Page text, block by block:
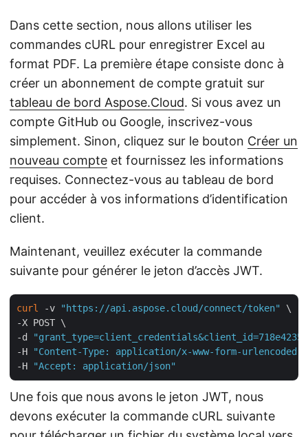
Dans cette section, nous allons utiliser les
commandes cURL pour enregistrer Excel au
format PDF. La première étape consiste donc à
créer un abonnement de compte gratuit sur
tableau de bord Aspose.Cloud. Si vous avez un
compte GitHub ou Google, inscrivez-vous
simplement. Sinon, cliquez sur le bouton Créer un
nouveau compte et fournissez les informations
requises. Connectez-vous au tableau de bord
pour accéder à vos informations d’identification
client.
Maintenant, veuillez exécuter la commande
suivante pour générer le jeton d’accès JWT.
curl -v "https://api.aspose.cloud/connect/token"
\
-X POST \
-d
"grant_type=client_credentials&client_id=718e4235-
-H
"Content-Type: application/x-www-form-urlencoded"
-H
"Accept: application/json"
Une fois que nous avons le jeton JWT, nous
devons exécuter la commande cURL suivante